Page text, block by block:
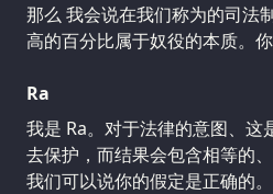
那么 我会说在我们称为的司法
高的百分比属于奴役的本质。
Ra
我是 Ra。对于法律的意图、这
去保护，而结果会包含相等的
我们可以说你的假定是正确的。